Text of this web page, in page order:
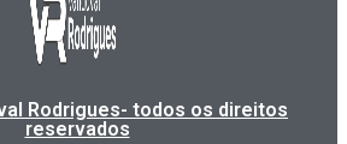
Rodrigues- todos os direitos
reservados